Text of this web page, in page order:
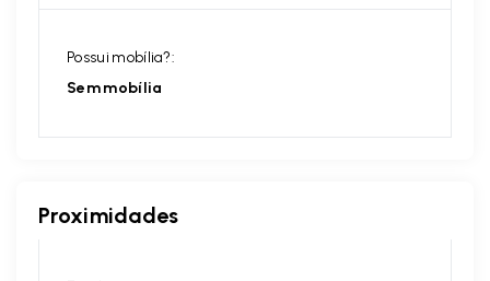
Possui mobília?:
Sem mobília
Proximidades